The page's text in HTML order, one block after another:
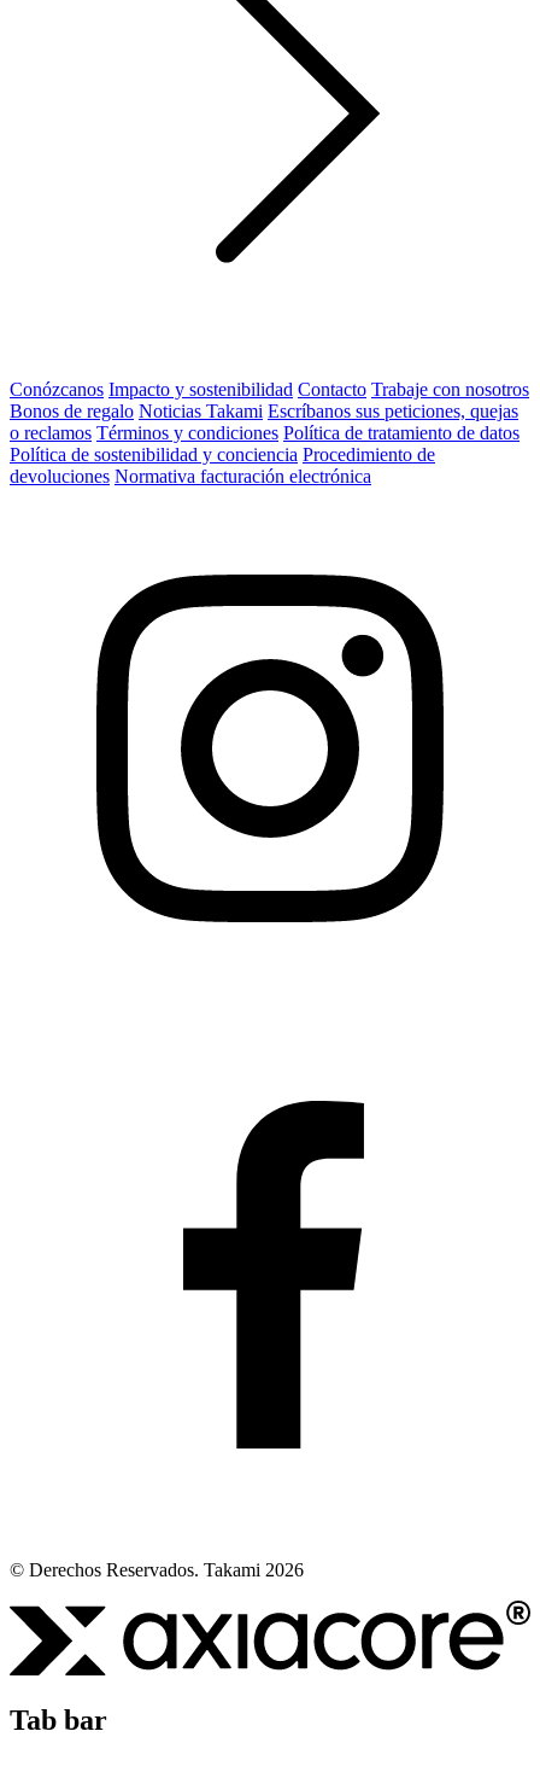
Conózcanos Impacto y sostenibilidad Contacto Trabaje con nosotros
Bonos de regalo Noticias Takami Escríbanos sus peticiones, quejas
o reclamos Términos y condiciones Política de tratamiento de datos
Política de sostenibilidad y conciencia Procedimiento de
devoluciones Normativa facturación electrónica
© Derechos Reservados. Takami 2026
Tab bar